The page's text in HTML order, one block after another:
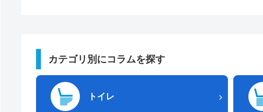
カテゴリ別にコラムを探す
トイレ